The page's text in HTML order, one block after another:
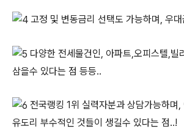
고정 및 변동금리 선택도 가능하며, 우
다양한 전세물건인, 아파트,오피스텔,빌
삼을수 있다는 점 등등..
전국랭킹 1위 실력자분과 상담가능하며
유도리 부수적인 것들이 생길수 있다는 점..!